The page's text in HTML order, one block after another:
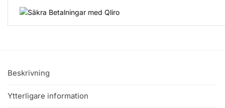
Beskrivning
Ytterligare information